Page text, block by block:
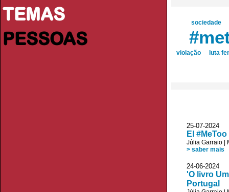
TEMAS
PESSOAS
sociedade
violação luta
25-07-2024
El
Júlia Garraio
> saber mais
24-06-
'O livro
Portugal